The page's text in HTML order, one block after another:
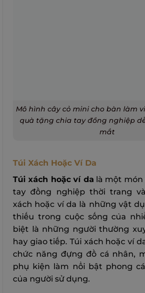
Mô hình cây cỏ mini cho bàn làm
quà tặng chia tay đồng nghiệp
mắt
Túi Xách Hoặc Ví Da
Túi xách hoặc ví da là một món
tay đồng nghiệp thời trang
xách hoặc ví da là những vật
thiếu trong cuộc sống của
biệt là những người thường
hay giao tiếp. Túi xách hoặc ví
chức năng đựng đồ cá nhân,
phụ kiện làm nổi bật phong
của người sử dụng.